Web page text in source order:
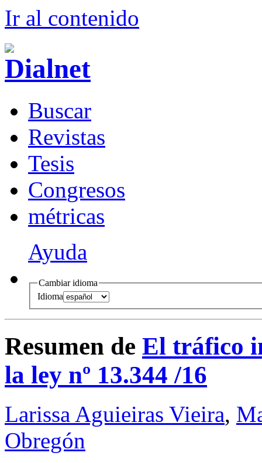
Ir al contenido
Buscar
Revistas
Tesis
Congresos
métricas
Ayuda
Cambiar idioma
Idioma
Resumen de El tráfico
la ley nº 13.344 /16
Larissa Aguieiras Vieira,
Obregón